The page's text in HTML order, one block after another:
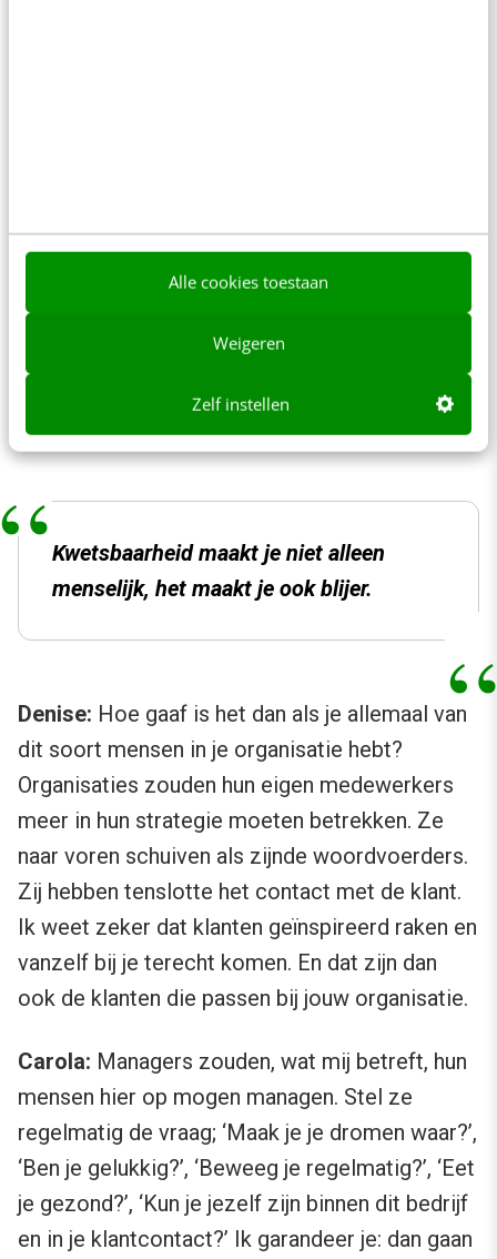
Alle cookies toestaan
Weigeren
Zelf instellen
ontwikkeling op dit gebied voor medewerkers.
Kwetsbaarheid maakt je niet alleen menselijk,
het maakt je ook blijer. Zowel in je carrière als
in je privéleven. Daar ben ik van overtuigd. Het
zorgt voor verbinding, op allerlei manieren.
Kwetsbaarheid maakt je niet alleen
menselijk, het maakt je ook blijer.
Denise: Hoe gaaf is het dan als je allemaal van
dit soort mensen in je organisatie hebt?
Organisaties zouden hun eigen medewerkers
meer in hun strategie moeten betrekken. Ze
naar voren schuiven als zijnde woordvoerders.
Zij hebben tenslotte het contact met de klant.
Ik weet zeker dat klanten geïnspireerd raken en
vanzelf bij je terecht komen. En dat zijn dan
ook de klanten die passen bij jouw organisatie.
Carola: Managers zouden, wat mij betreft, hun
mensen hier op mogen managen. Stel ze
regelmatig de vraag; ‘Maak je je dromen waar?’,
‘Ben je gelukkig?’, ‘Beweeg je regelmatig?’, ‘Eet
je gezond?’, ‘Kun je jezelf zijn binnen dit bedrijf
en in je klantcontact?’ Ik garandeer je: dan gaan